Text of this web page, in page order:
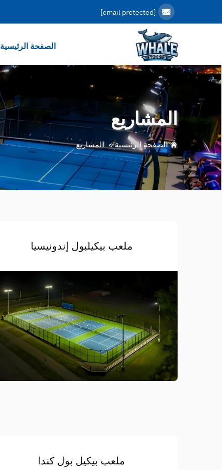
[email protected]
الصفحة الرئيسية
المشاريع
الصفحة الرئيسية>المشاريع
ملعب بيكيلبول إندونيسيا
ملعب بيكيل بول كندا